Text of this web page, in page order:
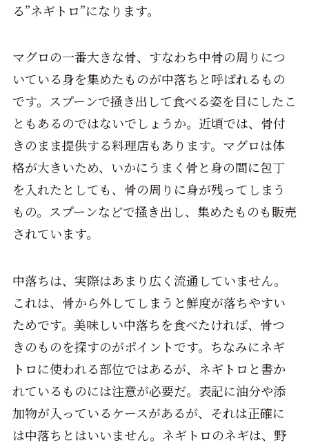
る”ネギトロ”になります。
マグロの一番大きな骨、すなわち中骨の周りにつ
いている身を集めたものが中落ちと呼ばれるもの
です。スプーンで掻き出して食べる姿を目にしたこ
ともあるのではないでしょうか。近頃では、骨付
きのまま提供する料理店もあります。マグロは体
格が大きいため、いかにうまく骨と身の間に包丁
を入れたとしても、骨の周りに身が残ってしまう
もの。スプーンなどで掻き出し、集めたものも販売
されています。
中落ちは、実際はあまり広く流通していません。
これは、骨から外してしまうと鮮度が落ちやすい
ためです。美味しい中落ちを食べたければ、骨つ
きのものを探すのがポイントです。ちなみにネギ
トロに使われる部位ではあるが、ネギトロと書か
れているものには注意が必要だ。表記に油分や添
加物が入っているケースがあるが、それは正確に
は中落ちとはいいません。ネギトロのネギは、野